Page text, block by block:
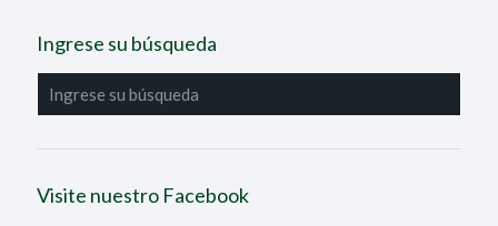
Ingrese su búsqueda
Visite nuestro Facebook